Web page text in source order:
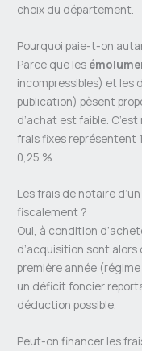
choix du département.
Pourquoi paie-t-on
Parce que les
incompressibles) et les
publication) pèsent
d’achat est faible.
frais fixes représentent
0,25 %.
Les frais de notaire
fiscalement ?
Oui, à condition
d’acquisition sont
première année
un déficit foncier
déduction possible.
Peut-on financer les